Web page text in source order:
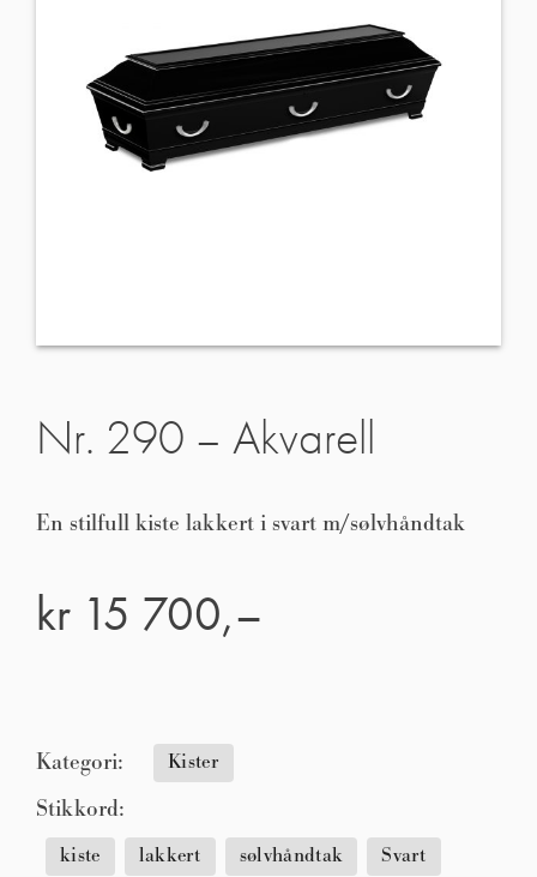
Nr. 290 – Akvarell
En stilfull kiste lakkert i svart m/sølvhåndtak
kr 15 700,–
Kategori: Kister
Stikkord:
kiste lakkert sølvhåndtak Svart